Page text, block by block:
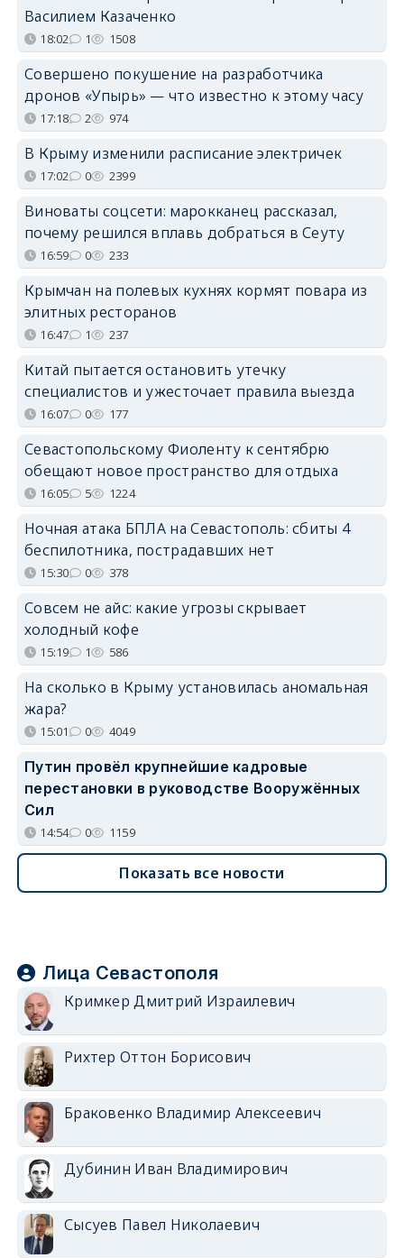
Василием Казаченко
18:02 1 1508
Совершено покушение на разработчика
дронов «Упырь» — что известно к этому часу
17:18 2 974
В Крыму изменили расписание электричек
17:02 0 2399
Виноваты соцсети: марокканец рассказал,
почему решился вплавь добраться в Сеуту
16:59 0 233
Крымчан на полевых кухнях кормят повара из
элитных ресторанов
16:47 1 237
Китай пытается остановить утечку
специалистов и ужесточает правила выезда
16:07 0 177
Севастопольскому Фиоленту к сентябрю
обещают новое пространство для отдыха
16:05 5 1224
Ночная атака БПЛА на Севастополь: сбиты 4
беспилотника, пострадавших нет
15:30 0 378
Совсем не айс: какие угрозы скрывает
холодный кофе
15:19 1 586
На сколько в Крыму установилась аномальная
жара?
15:01 0 4049
Путин провёл крупнейшие кадровые
перестановки в руководстве Вооружённых
Сил
14:54 0 1159
Показать все новости
Лица Севастополя
Кримкер Дмитрий Израилевич
Рихтер Оттон Борисович
Браковенко Владимир Алексеевич
Дубинин Иван Владимирович
Сысуев Павел Николаевич